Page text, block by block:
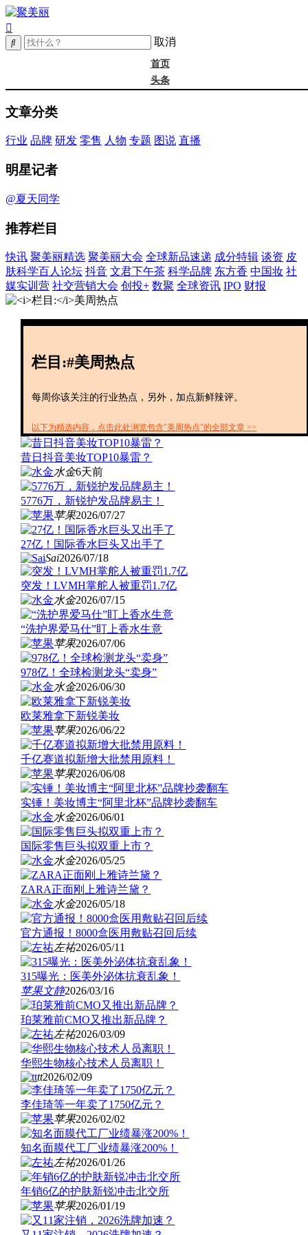
取消
首页
头条
成分
中国妆
实训营
数聚
文章分类
行业 品牌 研发 零售 人物 专题 图说 直播
明星记者
@夏天同学
推荐栏目
快讯 聚美丽精选 聚美丽大会 全球新品速递 成分特辑 谈资 皮
肤科学百人论坛 抖音 文君下午茶 科学品牌 东方香 中国妆 社
媒实训营 社交营销大会 创投+ 数聚 全球资讯 IPO 财报
栏目:#美周热点
每周你该关注的行业热点，另外，加点新鲜辣评。
以下为精选内容，点击此处浏览包含"美周热点"的全部文章 >>
昔日抖音美妆TOP10暴雷？
水金6天前
5776万，新锐护发品牌易主！
苹果2026/07/27
27亿！国际香水巨头又出手了
Sai2026/07/18
突发！LVMH掌舵人被重罚1.7亿
水金2026/07/15
“洗护界爱马仕”盯上香水生意
苹果2026/07/06
978亿！全球检测龙头“卖身”
水金2026/06/30
欧莱雅拿下新锐美妆
苹果2026/06/22
千亿赛道拟新增大批禁用原料！
苹果2026/06/08
实锤！美妆博主“阿里北杯”品牌抄袭翻车
水金2026/06/01
国际零售巨头拟双重上市？
水金2026/05/25
ZARA正面刚上雅诗兰黛？
水金2026/05/18
官方通报！8000盒医用敷贴召回后续
左祐2026/05/11
315曝光：医美外泌体抗衰乱象！
苹果文静2026/03/16
珀莱雅前CMO又推出新品牌？
左祐2026/03/09
华熙生物核心技术人员离职！
tt2026/02/09
李佳琦等一年卖了1750亿元？
苹果2026/02/02
知名面膜代工厂业绩暴涨200%！
左祐2026/01/26
年销6亿的护肤新锐冲击北交所
苹果2026/01/19